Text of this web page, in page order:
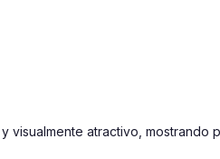
visualmente atractivo, mostrando